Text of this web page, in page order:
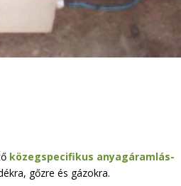
közegspecifikus anyagáramlás-
gőzre és gázokra.